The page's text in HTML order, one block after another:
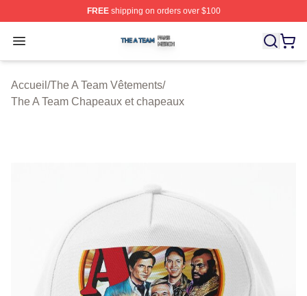
FREEshipping on orders over $100
Open menu
The A Team Shop ⚡️ Officially Licensed The A Team
Accueil /The A Team Vêtements/
The A Team Chapeaux et chapeaux